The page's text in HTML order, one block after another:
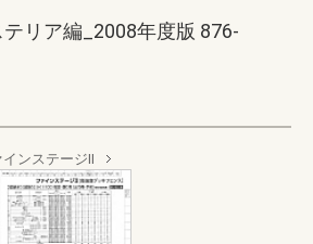
リア編_2008年度版 876-
ンステージⅡ